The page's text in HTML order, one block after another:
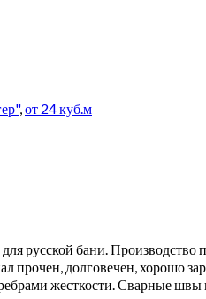
, от 24 куб.м
русской бани.
прочен, долговечен, хорошо
жесткости. Сварные швы